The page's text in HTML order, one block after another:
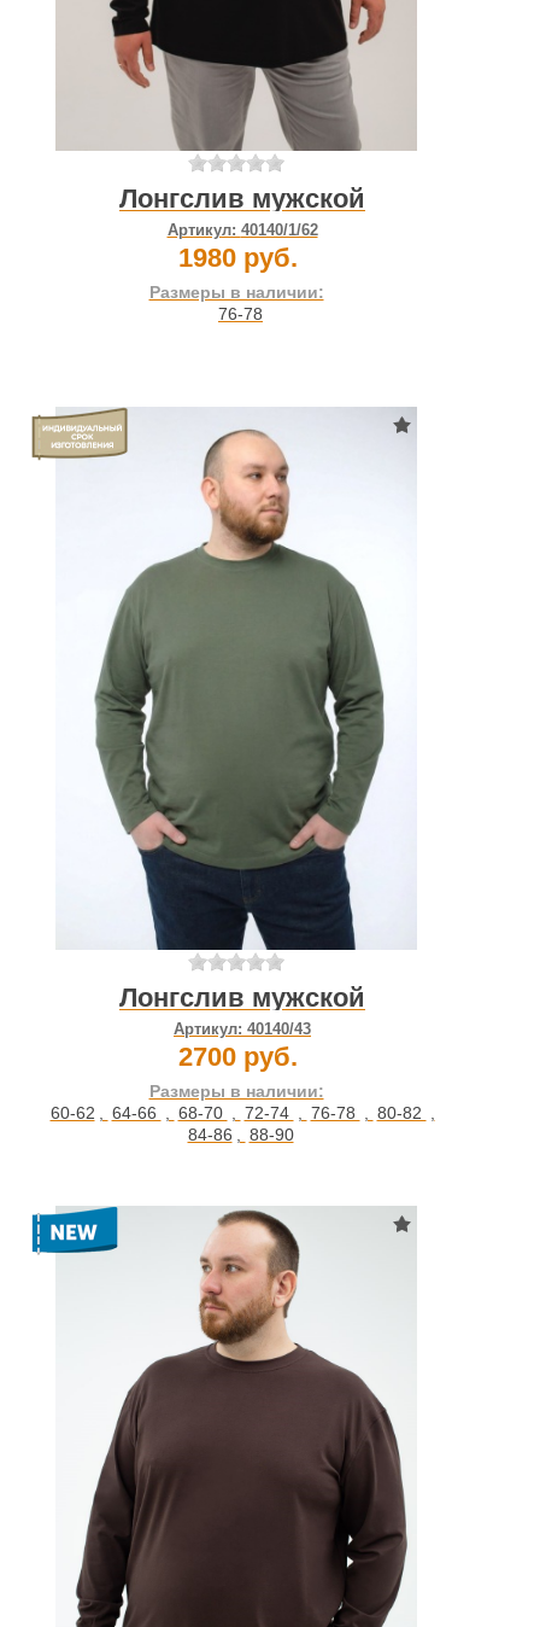
Лонгслив мужской
Артикул: 40140/1/62
1980 руб.
Размеры в наличии:
76-78
Лонгслив мужской
Артикул: 40140/43
2700 руб.
Размеры в наличии:
60-62 , 64-66 , 68-70 , 72-74 , 76-78 , 80-82 ,
84-86 , 88-90